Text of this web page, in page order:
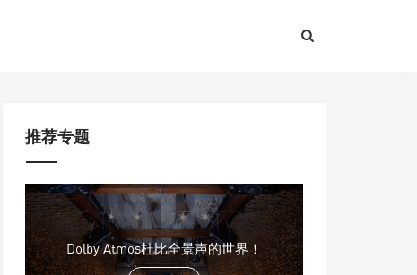
推荐专题
Dolby Atmos杜比全景声的世界！